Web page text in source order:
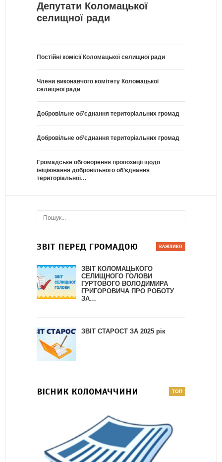
Депутати Коломацької
селищної ради
Постійні комісії Коломацької селищної ради
Члени виконавчого комітету Коломацької
селищної ради
Добровільне об’єднання територіальних громад
Добровільне об’єднання територіальних громад
Громадське обговорення пропозиції щодо
ініціювання добровільного об’єднання
територіальної…
ЗВІТ ПЕРЕД ГРОМАДОЮ
ЗВІТ КОЛОМАЦЬКОГО
СЕЛИЩНОГО ГОЛОВИ
ГУРТОВОГО ВОЛОДИМИРА
ГРИГОРОВИЧА ПРО РОБОТУ
ЗА…
ЗВІТ СТАРОСТ ЗА 2025 рік
ВІСНИК КОЛОМАЧЧИНИ